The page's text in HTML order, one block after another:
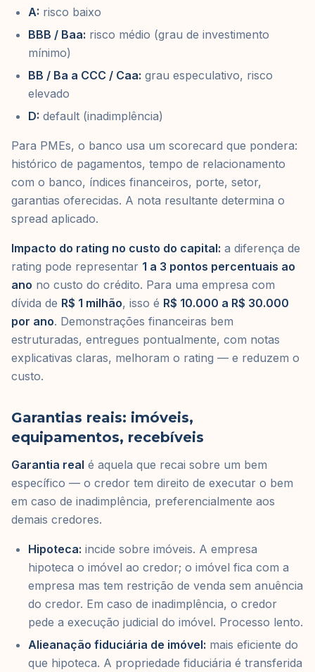
A: risco baixo
BBB / Baa: risco médio (grau de investimento
mínimo)
BB / Ba a CCC / Caa: grau especulativo, risco
elevado
D: default (inadimplência)
Para PMEs, o banco usa um scorecard que pondera:
histórico de pagamentos, tempo de relacionamento
com o banco, índices financeiros, porte, setor,
garantias oferecidas. A nota resultante determina o
spread aplicado.
Impacto do rating no custo do capital: a diferença de
rating pode representar 1 a 3 pontos percentuais ao
ano no custo do crédito. Para uma empresa com
dívida de R$ 1 milhão, isso é R$ 10.000 a R$ 30.000
por ano. Demonstrações financeiras bem
estruturadas, entregues pontualmente, com notas
explicativas claras, melhoram o rating — e reduzem o
custo.
Garantias reais: imóveis,
equipamentos, recebíveis
Garantia real é aquela que recai sobre um bem
específico — o credor tem direito de executar o bem
em caso de inadimplência, preferencialmente aos
demais credores.
Hipoteca: incide sobre imóveis. A empresa
hipoteca o imóvel ao credor; o imóvel fica com a
empresa mas tem restrição de venda sem anuência
do credor. Em caso de inadimplência, o credor
pede a execução judicial do imóvel. Processo lento.
Alieanação fiduciária de imóvel: mais eficiente do
que hipoteca. A propriedade fiduciária é transferida